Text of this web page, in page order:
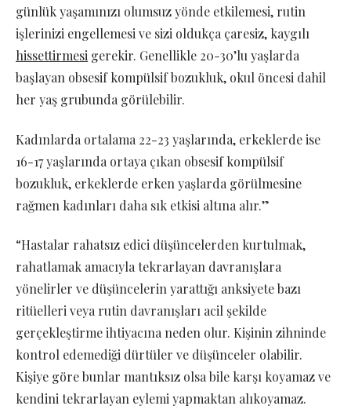
günlük yaşamınızı olumsuz yönde etkilemesi, rutin
işlerinizi engellemesi ve sizi oldukça çaresiz, kaygılı
hissettirmesi gerekir. Genellikle 20-30’lu yaşlarda
başlayan obsesif kompülsif bozukluk, okul öncesi dahil
her yaş grubunda görülebilir.
Kadınlarda ortalama 22-23 yaşlarında, erkeklerde ise
16-17 yaşlarında ortaya çıkan obsesif kompülsif
bozukluk, erkeklerde erken yaşlarda görülmesine
rağmen kadınları daha sık etkisi altına alır.”
“Hastalar rahatsız edici düşüncelerden kurtulmak,
rahatlamak amacıyla tekrarlayan davranışlara
yönelirler ve düşüncelerin yarattığı anksiyete bazı
ritüelleri veya rutin davranışları acil şekilde
gerçekleştirme ihtiyacına neden olur. Kişinin zihninde
kontrol edemediği dürtüler ve düşünceler olabilir.
Kişiye göre bunlar mantıksız olsa bile karşı koyamaz ve
kendini tekrarlayan eylemi yapmaktan alıkoyamaz.